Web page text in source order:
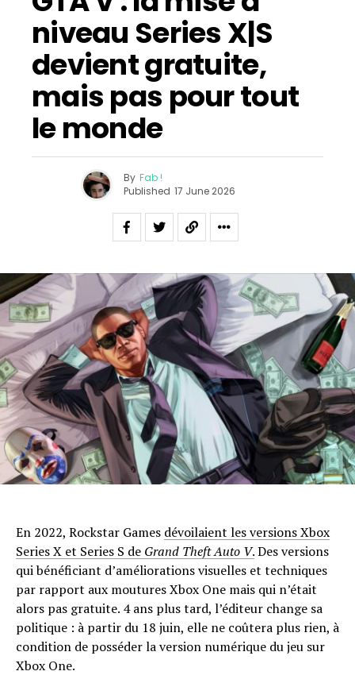
niveau Series X|S
devient gratuite,
mais pas pour tout
le monde
By Fab !
Published 17 June 2026
En 2022, Rockstar Games dévoilaient les versions Xbox
Series X et Series S de Grand Theft Auto V.Des versions
qui bénéficiant d’améliorations visuelles et techniques
par rapport aux moutures Xbox One mais qui n’était
alors pas gratuite. 4 ans plus tard, l’éditeur change sa
politique : à partir du 18 juin, elle ne coûtera plus rien, à
condition de posséder la version numérique du jeu sur
Xbox One.